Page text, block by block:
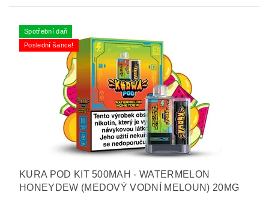
Spotřební daň
Poslední šance!
KURA POD KIT 500MAH - WATERMELON
HONEYDEW (MEDOVÝ VODNÍ MELOUN) 20MG